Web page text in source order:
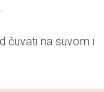
čuvati na suvom i